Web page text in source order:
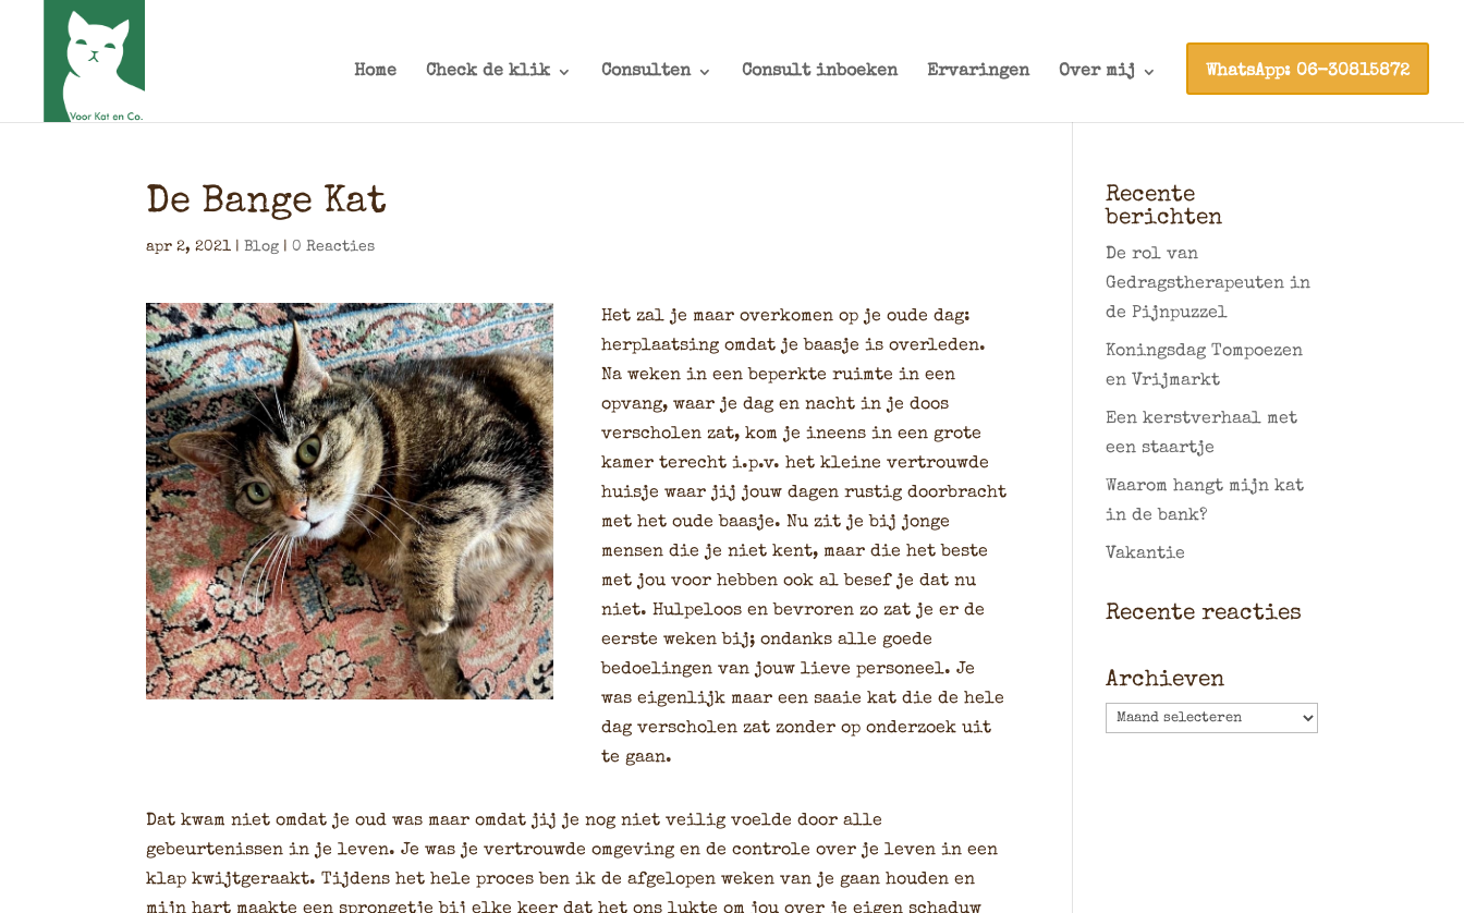
Home Check de klik Consulten Consult inboeken Ervaringen Over mij WhatsApp: 06-30815872
De Bange Kat
apr 2, 2021 | Blog |0 Reacties
Het zal je maar overkomen op je oude dag:
herplaatsing omdat je baasje is overleden.
Na weken in een beperkte ruimte in een
opvang, waar je dag en nacht in je doos
verscholen zat, kom je ineens in een grote
kamer terecht i.p.v. het kleine vertrouwde
huisje waar jij jouw dagen rustig doorbracht
met het oude baasje. Nu zit je bij jonge
mensen die je niet kent, maar die het beste
met jou voor hebben ook al besef je dat nu
niet. Hulpeloos en bevroren zo zat je er de
eerste weken bij; ondanks alle goede
bedoelingen van jouw lieve personeel. Je
was eigenlijk maar een saaie kat die de hele
dag verscholen zat zonder op onderzoek uit
te gaan.
Dat kwam niet omdat je oud was maar omdat jij je nog niet veilig voelde door alle
gebeurtenissen in je leven. Je was je vertrouwde omgeving en de controle over je leven in een
klap kwijtgeraakt. Tijdens het hele proces ben ik de afgelopen weken van je gaan houden en
Recente
berichten
De rol van
Gedragstherapeuten in
de Pijnpuzzel
Koningsdag Tompoezen
en Vrijmarkt
Een kerstverhaal met
een staartje
Waarom hangt mijn kat
in de bank?
Vakantie
Recente reacties
Archieven
Archieven